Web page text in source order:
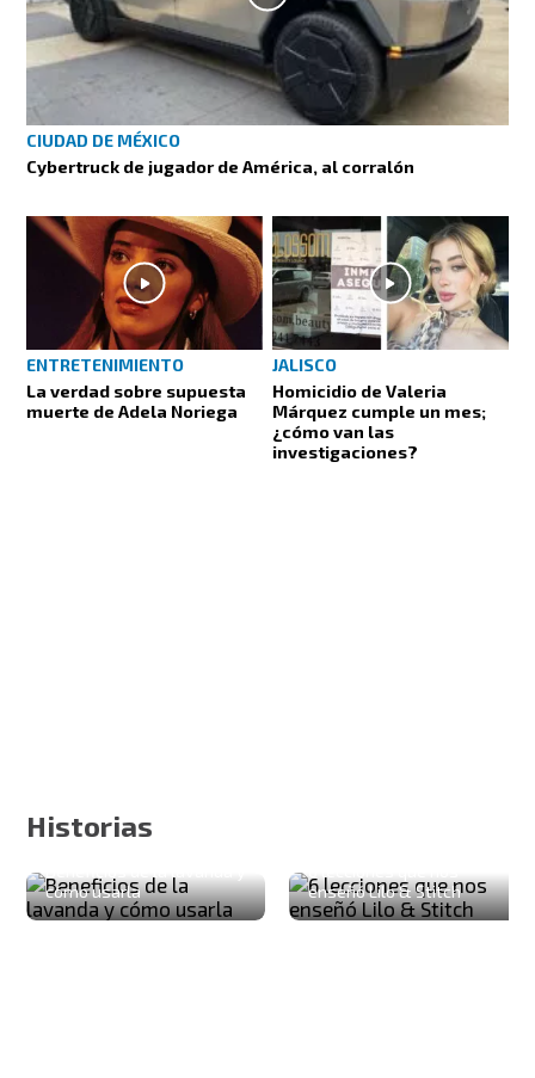
CIUDAD DE MÉXICO
Cybertruck de jugador de América, al corralón
ENTRETENIMIENTO
La verdad sobre supuesta
muerte de Adela Noriega
JALISCO
Homicidio de Valeria
Márquez cumple un mes;
¿cómo van las
investigaciones?
Historias
cómo usarla
enseñó Lilo & Stitch